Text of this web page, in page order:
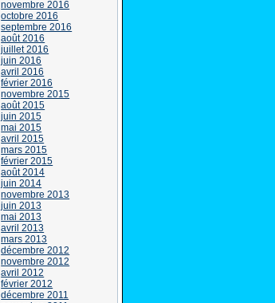
novembre 2016
octobre 2016
septembre 2016
août 2016
juillet 2016
juin 2016
avril 2016
février 2016
novembre 2015
août 2015
juin 2015
mai 2015
avril 2015
mars 2015
février 2015
août 2014
juin 2014
novembre 2013
juin 2013
mai 2013
avril 2013
mars 2013
décembre 2012
novembre 2012
avril 2012
février 2012
décembre 2011